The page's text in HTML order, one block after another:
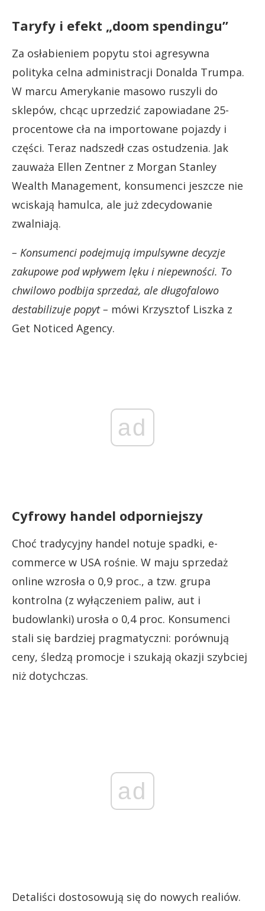
Taryfy i efekt „doom spendingu”
Za osłabieniem popytu stoi agresywna
polityka celna administracji Donalda Trumpa.
W marcu Amerykanie masowo ruszyli do
sklepów, chcąc uprzedzić zapowiadane 25-
procentowe cła na importowane pojazdy i
części. Teraz nadszedł czas ostudzenia. Jak
zauważa Ellen Zentner z Morgan Stanley
Wealth Management, konsumenci jeszcze nie
wciskają hamulca, ale już zdecydowanie
zwalniają.
– Konsumenci podejmują impulsywne decyzje
zakupowe pod wpływem lęku i niepewności. To
chwilowo podbija sprzedaż, ale długofalowo
destabilizuje popyt – mówi Krzysztof Liszka z
Get Noticed Agency.
ad
Cyfrowy handel odporniejszy
Choć tradycyjny handel notuje spadki, e-
commerce w USA rośnie. W maju sprzedaż
online wzrosła o 0,9 proc., a tzw. grupa
kontrolna (z wyłączeniem paliw, aut i
budowlanki) urosła o 0,4 proc. Konsumenci
stali się bardziej pragmatyczni: porównują
ceny, śledzą promocje i szukają okazji szybciej
niż dotychczas.
ad
Detaliści dostosowują się do nowych realiów.